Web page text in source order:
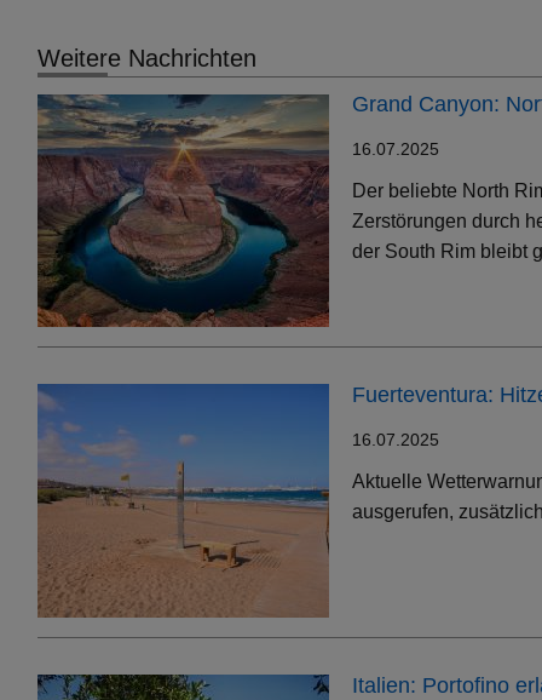
Weitere Nachrichten
Grand Canyon:
16.07.2025
Der beliebte North
Zerstörungen durch
der South Rim bleibt
Fuerteventura:
16.07.2025
Aktuelle
ausgerufen,
Italien: Portofino